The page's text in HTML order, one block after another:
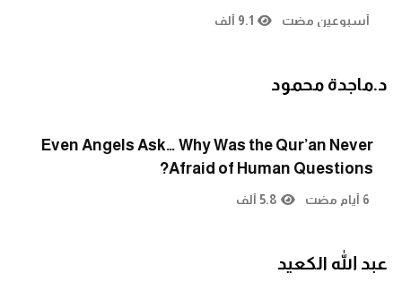
أسبوعين مضت 9.1 ألف
د.ماجدة محمود
Even Angels Ask… Why Was the Qur’an Never
Afraid of Human Questions?
6 أيام مضت 5.8 ألف
عبد الله الكعيد